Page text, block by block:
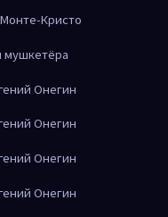
Кристо
Онегин
Онегин
Онегин
Онегин